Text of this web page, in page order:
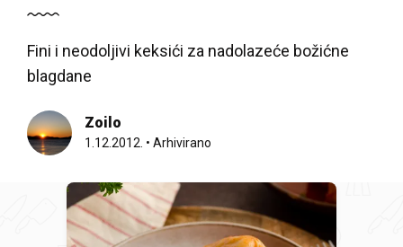
Fini i neodoljivi keksići za nadolazeće božićne
blagdane
Zoilo
1.12.2012. • Arhivirano